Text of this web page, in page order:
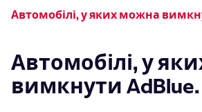
Автомобілі, у яких можна
Автомобілі, у
вимкнути AdBlue.